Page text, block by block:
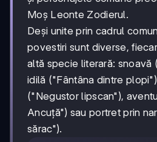
Moș Leonte Zodierul.
Deși unite prin cadrul
povestiri sunt diverse,
altă specie literară: snoavă
idilă ("Fântâna dintre
("Negustor lipscan"),
Ancuță") sau portret prin
sărac").